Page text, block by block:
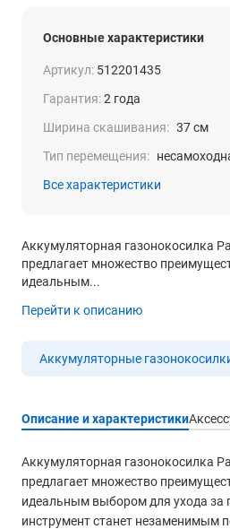
Основные характеристики
Артикул: 512201435
Гарантия:2 года
Ширина скашивания: 37 см
Тип перемещения:
Все характеристики
Аккумуляторная газонокосилка
предлагает множество
идеальным...
Перейти к описанию
Аккумуляторные
Описание и характеристики
Аккумуляторная газонокосилка
предлагает множество
идеальным выбором для ухода за
инструмент станет незаменимым